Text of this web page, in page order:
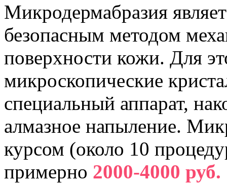
Микродермабразия
безопасным методом
поверхности кожи. Для
микроскопические
специальный аппарат,
алмазное напыление.
курсом (около 10
примерно 2000-4000 руб.